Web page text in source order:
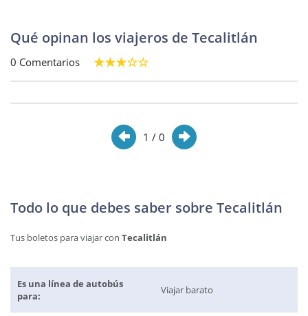
Qué opinan los viajeros de Tecalitlán
0 Comentarios
1 / 0
Todo lo que debes saber sobre Tecalitlán
Tus boletos para viajar con Tecalitlán
Es una línea de autobús
para:
Viajar barato